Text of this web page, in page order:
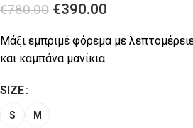
€780.00 €390.00
Μάξι εμπριμέ φόρεμα με
και καμπάνα μανίκια.
SIZE
S M